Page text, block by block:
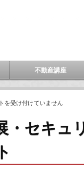
不動産講座
を受け付けていません
・セキュ